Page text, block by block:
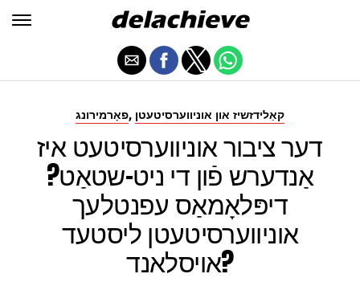
פאָרמירונג, קאַלידזשיז און אוניווערסיטעטן
דער ציבור אוניווערסיטעט איז
אַנדערש פֿון די ניט-שטאַט?
דיפּלאָמאַס עפנטלעך
אוניווערסיטעטן ליסטעד
אויסלאנד?